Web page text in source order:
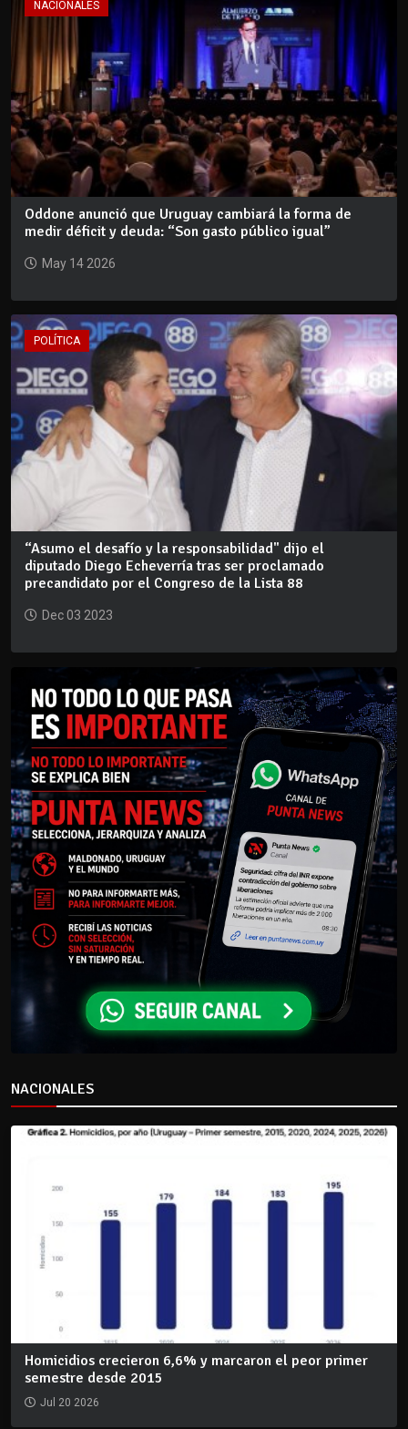
NACIONALES
Oddone anunció que Uruguay cambiará la forma de
medir déficit y deuda: “Son gasto público igual”
May 14 2026
POLÍTICA
“Asumo el desafío y la responsabilidad" dijo el
diputado Diego Echeverría tras ser proclamado
precandidato por el Congreso de la Lista 88
Dec 03 2023
NACIONALES
Homicidios crecieron 6,6% y marcaron el peor primer
semestre desde 2015
Jul 20 2026